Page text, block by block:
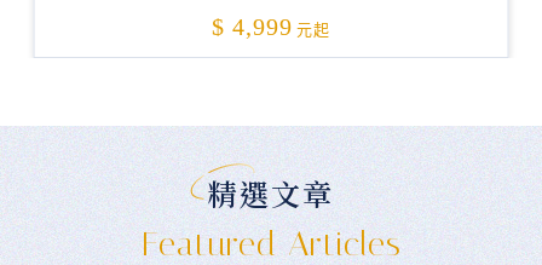
$ 4,999 元起
精選文章
Featured Articles